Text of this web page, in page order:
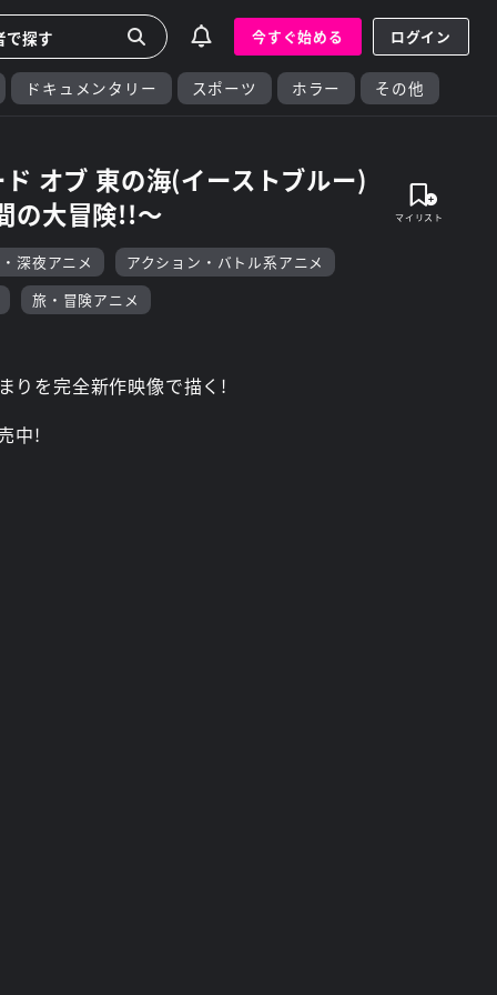
今すぐ始める ログイン
ドキュメンタリー スポーツ ホラー その他
オブ 東の海(イーストブルー)
の大冒険!!～
深夜アニメ
アクション・バトル系アニメ
旅・冒険アニメ
りを完全新作映像で描く!
中!